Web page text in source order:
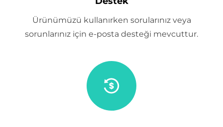
Ürünümüzü kullanırken sorularınız veya
sorunlarınız için e-posta desteği mevcuttur.